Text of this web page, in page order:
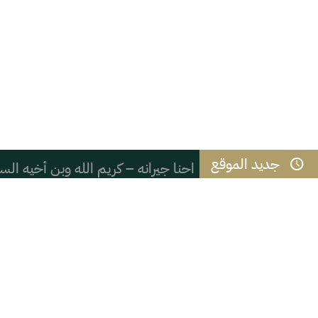
جديد الموقع
احنا جيرانه – كريم الله وبن أخيه